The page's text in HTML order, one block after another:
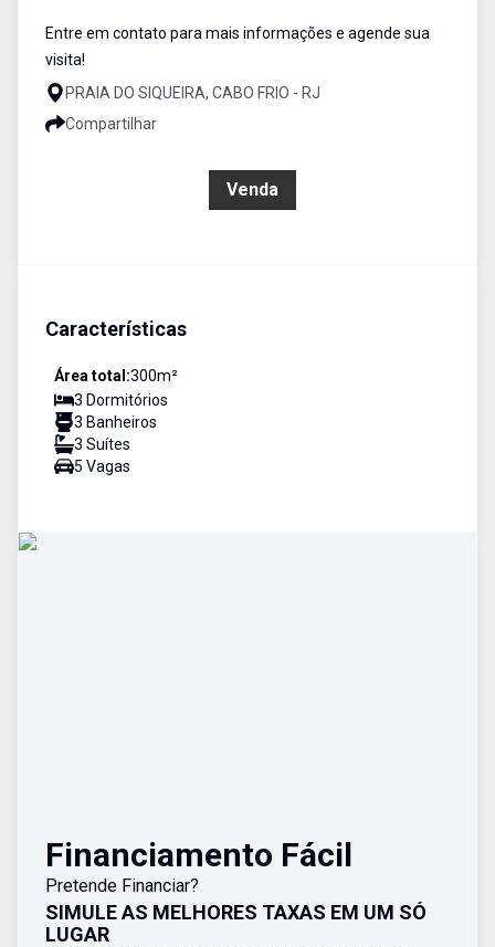
Entre em contato para mais informações e agende sua
visita!
PRAIA DO SIQUEIRA, CABO FRIO - RJ
Compartilhar
Venda
Características
Área total:300m²
3 Dormitórios
3 Banheiros
3 Suítes
5 Vagas
Financiamento Fácil
Pretende Financiar?
SIMULE AS MELHORES TAXAS EM UM SÓ
LUGAR